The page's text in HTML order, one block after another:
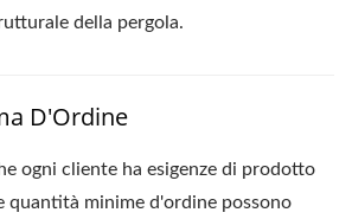
della pergola.
D'Ordine
ogni cliente ha esigenze di prodotto
quantità minime d'ordine possono